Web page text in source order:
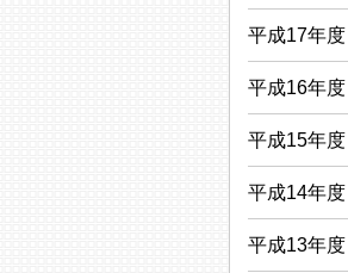
平成17年度
平成16年度
平成15年度
平成14年度
平成13年度